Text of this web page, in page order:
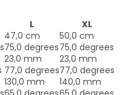
L
XL
47,0 cm
50,0 cm
75,0 degrees75,0 degrees
23,0 mm
23,0 mm
77,0 degrees77,0 degrees
130,0 mm
140,0 mm